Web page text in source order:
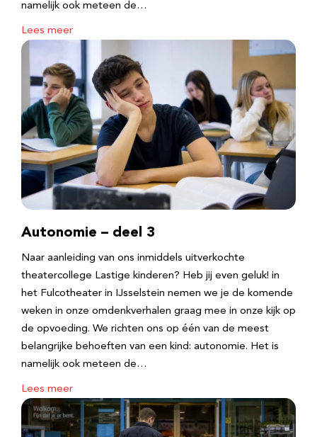
namelijk ook meteen de…
Lees meer
Autonomie – deel 3
Naar aanleiding van ons inmiddels uitverkochte
theatercollege Lastige kinderen? Heb jij even geluk! in
het Fulcotheater in IJsselstein nemen we je de komende
weken in onze omdenkverhalen graag mee in onze kijk op
de opvoeding. We richten ons op één van de meest
belangrijke behoeften van een kind: autonomie. Het is
namelijk ook meteen de…
Lees meer